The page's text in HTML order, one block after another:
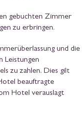
gebuchten Zimmer
zu erbringen.
und die
Leistungen
zu zahlen. Dies gilt
beauftragte
Hotel verauslagt